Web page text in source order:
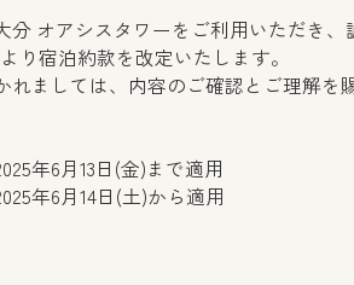
分 オアシスタワーをご利用いただき、
り宿泊約款を改定いたします。
れましては、内容のご確認とご理解を
年6月13日(金)まで適用
年6月14日(土)から適用